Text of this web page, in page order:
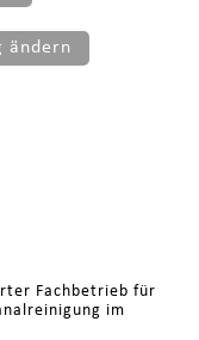
ändern
Fachbetrieb für
im